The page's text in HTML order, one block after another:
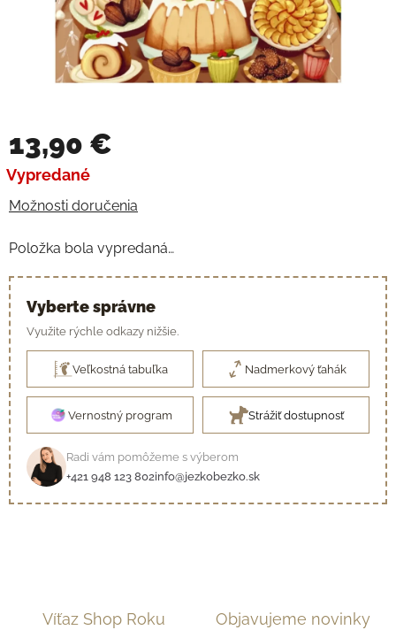
13,90 €
Jednotková cena:
Vypredané
Možnosti doručenia
Položka bola vypredaná…
Vyberte správne
Využite rýchle odkazy nižšie.
Veľkostná tabuľka Nadmerkový ťahák
Vernostný program Strážiť dostupnosť
Radi vám pomôžeme s výberom
+421 948 123 802info@jezkobezko.sk
Víťaz Shop Roku Objavujeme novinky